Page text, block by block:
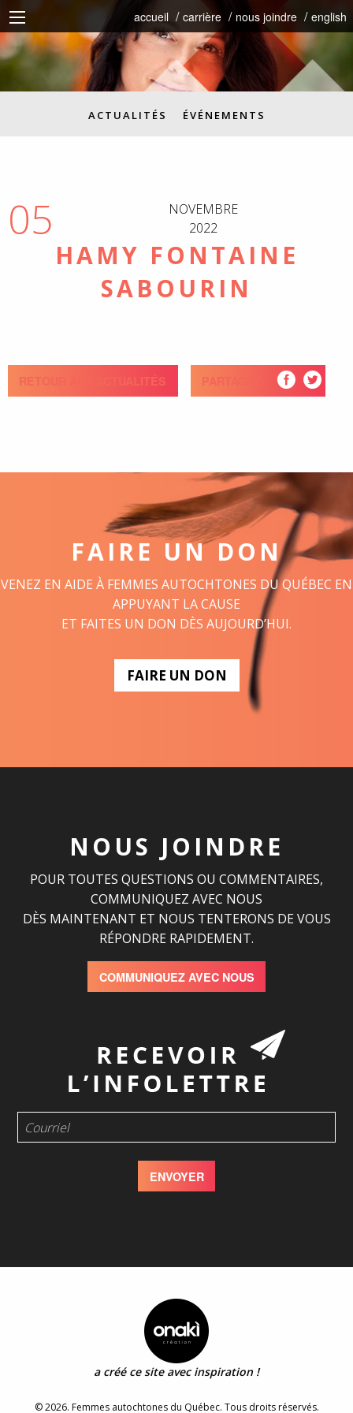
accueil carrière nous joindre english
ACTUALITÉS ÉVÉNEMENTS
05
NOVEMBRE
2022
HAMY FONTAINE
SABOURIN
RETOUR AUX ACTUALITÉS PARTAGEZ
FAIRE UN DON
VENEZ EN AIDE À FEMMES AUTOCHTONES DU QUÉBEC EN
APPUYANT LA CAUSE
ET FAITES UN DON DÈS AUJOURD’HUI.
FAIRE UN DON
NOUS JOINDRE
POUR TOUTES QUESTIONS OU COMMENTAIRES,
COMMUNIQUEZ AVEC NOUS
DÈS MAINTENANT ET NOUS TENTERONS DE VOUS
RÉPONDRE RAPIDEMENT.
COMMUNIQUEZ AVEC NOUS
a créé ce site avec inspiration !
© 2026. Femmes autochtones du Québec. Tous droits réservés.